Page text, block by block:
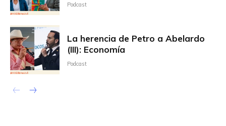
Podcast
La herencia de Petro a Abelardo
(III): Economía
Podcast